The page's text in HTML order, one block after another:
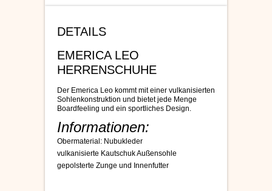
DETAILS
EMERICA LEO
HERRENSCHUHE
Der Emerica Leo kommt mit einer vulkanisierten
Sohlenkonstruktion und bietet jede Menge
Boardfeeling und ein sportliches Design.
Informationen:
Obermaterial: Nubukleder
vulkanisierte Kautschuk Außensohle
gepolsterte Zunge und Innenfutter